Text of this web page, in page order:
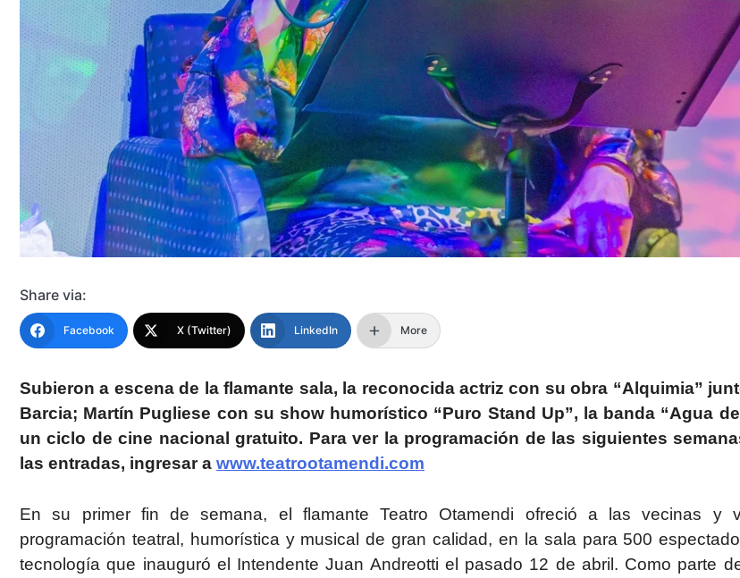
Share via:
Facebook X (Twitter) LinkedIn More
Subieron a escena de la flamante sala, la reconocida actriz con su obra “Alquimia”
Barcia; Martín Pugliese con su show humorístico “Puro Stand Up”, la banda “Agua
un ciclo de cine nacional gratuito. Para ver la programación de las siguientes
las entradas, ingresar a www.teatrootamendi.com
En su primer fin de semana, el flamante Teatro Otamendi ofreció a las vecinas y
programación teatral, humorística y musical de gran calidad, en la sala para 500
tecnología que inauguró el Intendente Juan Andreotti el pasado 12 de abril. Como parte